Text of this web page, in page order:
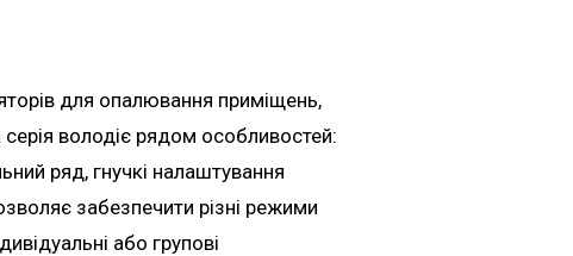
для опалювання приміщень,
володіє рядом особливостей:
ряд, гнучкі налаштування
забезпечити різні режими
або групові